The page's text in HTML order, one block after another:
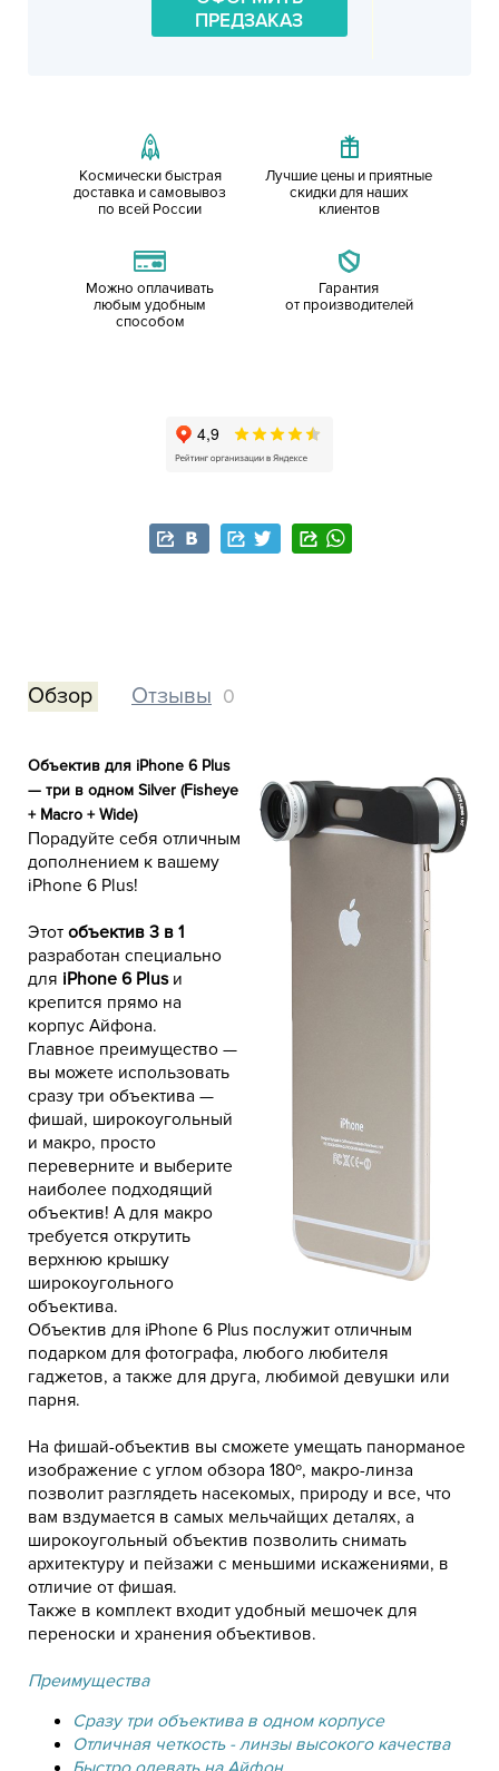
ПРЕДЗАКАЗ
Космически быстрая
доставка и самовывоз
по всей России
Лучшие цены и приятные
скидки для наших
клиентов
Можно оплачивать
любым удобным
способом
Гарантия
от производителей
Обзор Отзывы 0
Объектив для iPhone 6 Plus
— три в одном Silver (Fisheye
+ Macro + Wide)
Порадуйте себя отличным
дополнением к вашему
iPhone 6 Plus!
Этот объектив 3 в 1
разработан специально
для iPhone 6 Plusи
крепится прямо на
корпус Айфона.
Главное преимущество —
вы можете использовать
сразу три объектива —
фишай, широкоугольный
и макро, просто
переверните и выберите
наиболее подходящий
объектив! А для макро
требуется открутить
верхнюю крышку
широкоугольного
объектива.
Объектив для iPhone 6 Plus послужит отличным
подарком для фотографа, любого любителя
гаджетов, а также для друга, любимой девушки или
парня.
На фишай-объектив вы сможете умещать панорманое
изображение с углом обзора 180º, макро-линза
позволит разглядеть насекомых, природу и все, что
вам вздумается в самых мельчайщих деталях, а
широкоугольный объектив позволить снимать
архитектуру и пейзажи с меньшими искажениями, в
отличие от фишая.
Также в комплект входит удобный мешочек для
переноски и хранения объективов.
Преимущества
Сразу три объектива в одном корпусе
Отличная четкость - линзы высокого качества